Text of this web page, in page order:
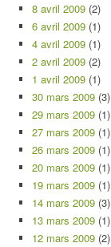
8 avril 2009 (2)
6 avril 2009 (1)
4 avril 2009 (1)
2 avril 2009 (2)
1 avril 2009 (1)
30 mars 2009 (3)
29 mars 2009 (1)
27 mars 2009 (1)
26 mars 2009 (1)
20 mars 2009 (1)
19 mars 2009 (1)
14 mars 2009 (3)
13 mars 2009 (1)
12 mars 2009 (2)